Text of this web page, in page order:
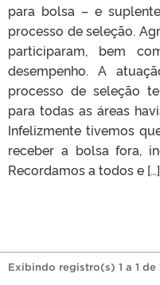
para bolsa – e
processo de seleção.
participaram, bem
desempenho. A
processo de seleção
para todas as áreas
Infelizmente tivemos
receber a bolsa fora,
Recordamos a todos e […]
Exibindo registro(s) 1 a 1 de